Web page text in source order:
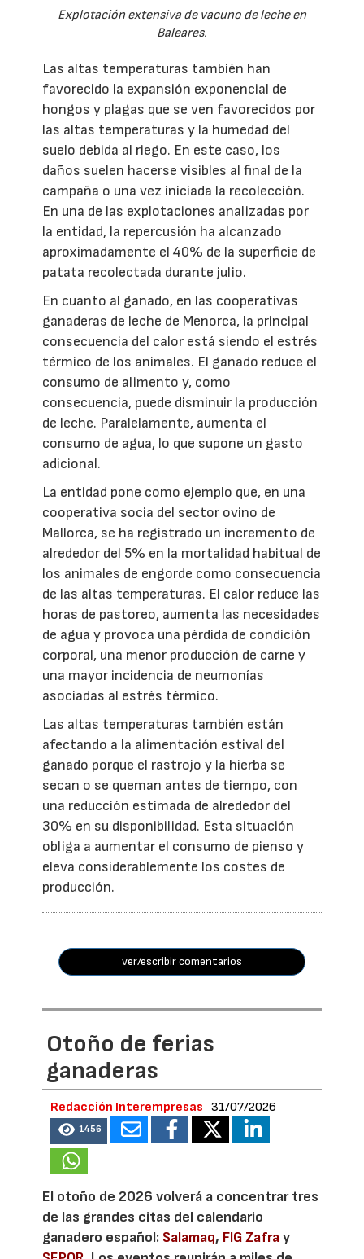
Explotación extensiva de vacuno de leche en
Baleares.
Las altas temperaturas también han
favorecido la expansión exponencial de
hongos y plagas que se ven favorecidos por
las altas temperaturas y la humedad del
suelo debida al riego. En este caso, los
daños suelen hacerse visibles al final de la
campaña o una vez iniciada la recolección.
En una de las explotaciones analizadas por
la entidad, la repercusión ha alcanzado
aproximadamente el 40% de la superficie de
patata recolectada durante julio.
En cuanto al ganado, en las cooperativas
ganaderas de leche de Menorca, la principal
consecuencia del calor está siendo el estrés
térmico de los animales. El ganado reduce el
consumo de alimento y, como
consecuencia, puede disminuir la producción
de leche. Paralelamente, aumenta el
consumo de agua, lo que supone un gasto
adicional.
La entidad pone como ejemplo que, en una
cooperativa socia del sector ovino de
Mallorca, se ha registrado un incremento de
alrededor del 5% en la mortalidad habitual de
los animales de engorde como consecuencia
de las altas temperaturas. El calor reduce las
horas de pastoreo, aumenta las necesidades
de agua y provoca una pérdida de condición
corporal, una menor producción de carne y
una mayor incidencia de neumonías
asociadas al estrés térmico.
Las altas temperaturas también están
afectando a la alimentación estival del
ganado porque el rastrojo y la hierba se
secan o se queman antes de tiempo, con
una reducción estimada de alrededor del
30% en su disponibilidad. Esta situación
obliga a aumentar el consumo de pienso y
eleva considerablemente los costes de
producción.
ver/escribir comentarios
Otoño de ferias
ganaderas
Redacción Interempresas 31/07/2026
1456
El otoño de 2026 volverá a concentrar tres
de las grandes citas del calendario
ganadero español: Salamaq, FIG Zafray